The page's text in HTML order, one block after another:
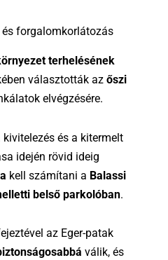
és forgalomkorlátozás
terhelésének
választották az őszi
elvégzésére.
és a kitermelt
idején rövid ideig
kell számítani a Balassi
belső parkolóban.
az Eger-patak
válik, és